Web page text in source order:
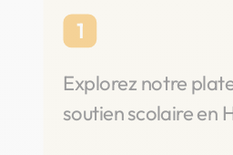
1
Explorez notre
soutien scolaire en